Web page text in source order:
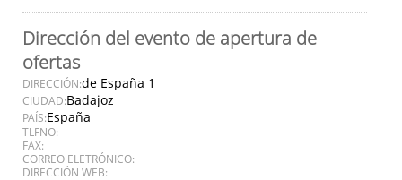
Dirección del evento de apertura de
ofertas
DIRECCIÓN:de España 1
CIUDAD:Badajoz
PAÍS:España
TLFNO:
FAX:
CORREO ELETRÓNICO:
DIRECCIÓN WEB: